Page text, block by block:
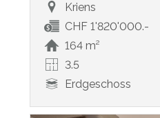
Kriens
CHF 1'820'000.-
164 m²
3.5
Erdgeschoss